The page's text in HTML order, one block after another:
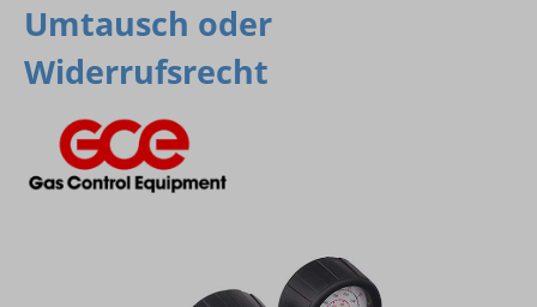
Umtausch oder
Widerrufsrecht